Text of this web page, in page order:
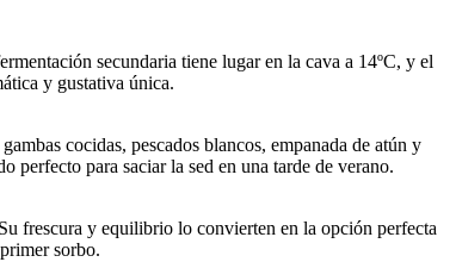
secundaria tiene lugar en la cava a 14ºC, y el
y gustativa única​.
cocidas, pescados blancos, empanada de atún y
perfecto para saciar la sed en una tarde de verano​.
frescura y equilibrio lo convierten en la opción perfecta
sorbo.